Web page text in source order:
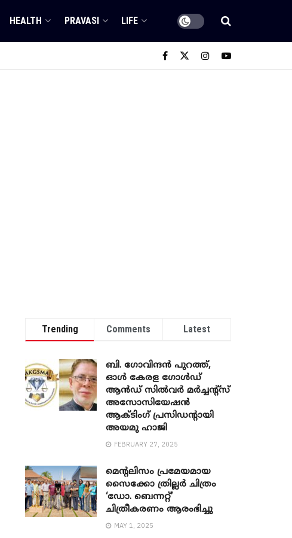
HEALTH PRAVASI LIFE
Trending Comments Latest
ബി. ​ഗോവിന്ദൻ പുറത്ത്,
ഓൾ കേരള ഗോൾഡ്
ആൻഡ് സിൽവർ മർച്ചന്റ്സ്
അസോസിയേഷൻ
ആക്ടിംഗ് പ്രസിഡന്റായി
അയമു ഹാജി
FEBRUARY 27, 2025
മെന്‍റലിസം പ്രമേയമായ
സൈക്കോ ത്രില്ലർ ചിത്രം
‘ഡോ. ബെന്നറ്റ്’
ചിത്രീകരണം ആരംഭിച്ചു
MAY 1, 2025